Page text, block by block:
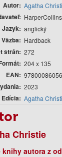
Autor Agatha
Jazyk anglický
Väzba Hardback
strán 272
204 x 135
EAN
2023
Edícia Agatha
Christie
knihy autora z